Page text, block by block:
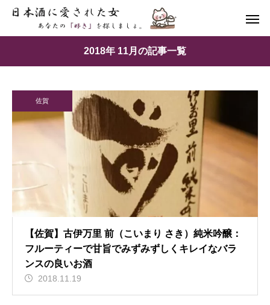
2018年 11月の記事一覧
佐賀
【佐賀】古伊万里 前（こいまり さき）純米吟醸：
フルーティーで甘旨でみずみずしくキレイなバラ
ンスの良いお酒
2018.11.19